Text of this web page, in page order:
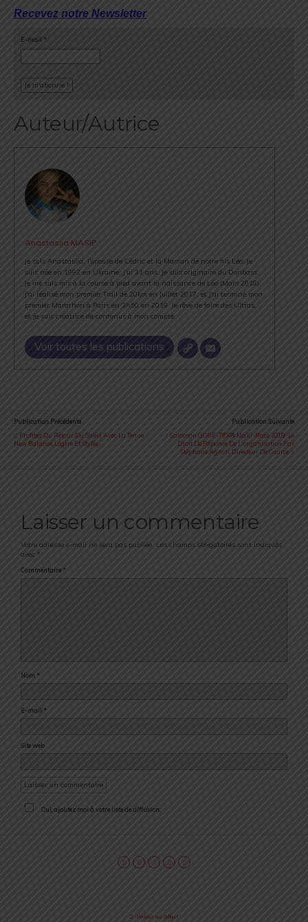
Recevez notre Newsletter
E-mail *
Auteur/Autrice
Anastasiia MASIP
Je suis Anastasiia, l'épouse de Cédric et la Maman de notre fils Léo. Je
suis née en 1992 en Ukraine, j'ai 31 ans, je suis originaire du Donbass.
Je me suis mis à la course à pied avant la naissance de Léo (Mars 2018).
J'ai réalisé mon premier Trail de 20km en Juillet 2017, et j'ai terminé mon
premier Marathon à Paris en 3h50 en 2019. Je rêve de faire des Ultras,
et je suis créatrice de contenus à mon compte.
Voir toutes les publications
Publication Précédente
Profitez Du Retour Du Soleil, Avec La Tenue
New Balance, Légère Et Stylée...
Publication Suivante
Salomon GORE-TEX® MaXi-Race 2019 : Le
Droit De Réponse De L'organisation Par
Stéphane Agnoli, Directeur De Course
Laisser un commentaire
Votre adresse e-mail ne sera pas publiée. Les champs obligatoires sont indiqués
avec *
Commentaire *
Nom *
E-mail *
Site web
Oui, ajoutez moi à votre liste de diffusion.
Retour au début